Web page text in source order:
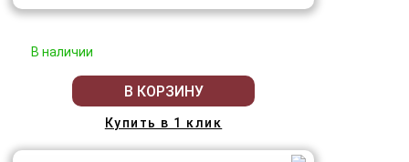
В наличии
В КОРЗИНУ
Купить в 1 клик